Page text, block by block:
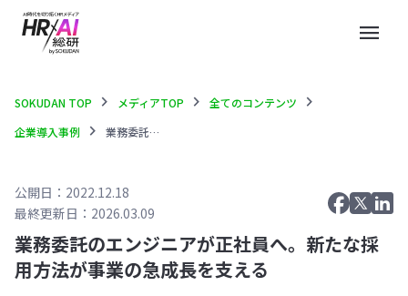
menu
SOKUDAN TOP chevron_right メディアTOP chevron_right 全てのコンテンツ chevron_right
企業導入事例 chevron_right 業務委託のエンジニアが正社員へ。新たな採用方法が事業の急成長を支える
公開日：2022.12.18
最終更新日：2026.03.09
業務委託のエンジニアが正社員へ。新たな採
用方法が事業の急成長を支える